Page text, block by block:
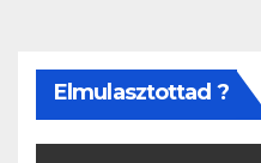
Elmulasztottad ?